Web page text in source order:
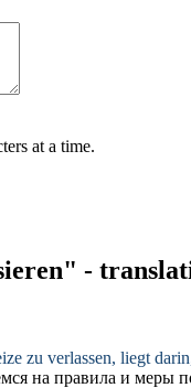
at a time.
-
zu verlassen, liegt
на правила и меры